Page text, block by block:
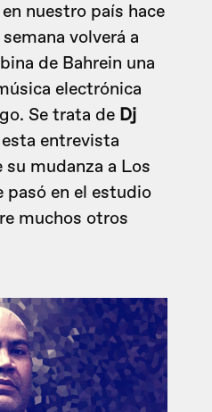
nuestro país hace
volverá a
de Bahrein una
electrónica
Se trata de Dj
entrevista
su mudanza a Los
pasó en el estudio
muchos otros